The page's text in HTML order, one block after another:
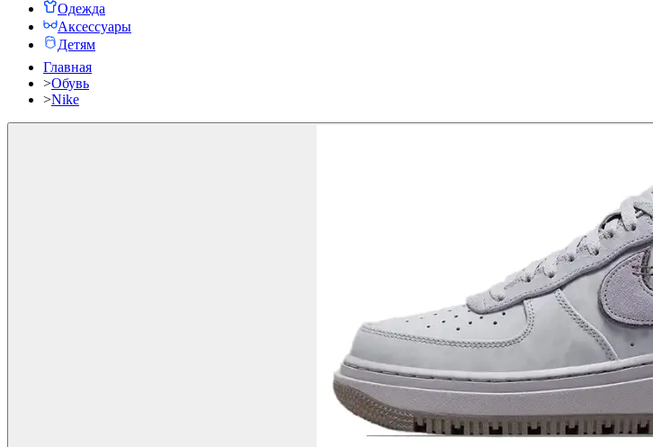
Одежда
Аксессуары
Детям
Главная
>Обувь
>Nike